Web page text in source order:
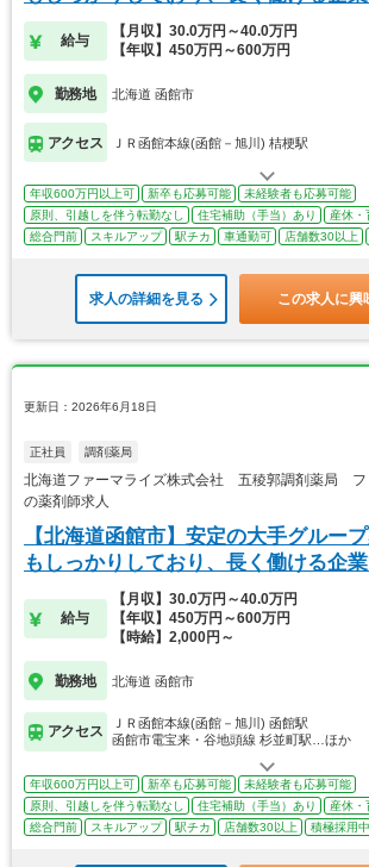
給与
【月収】30.0万円～40.0万円
【年収】450万円～600万円
勤務地 北海道 函館市
アクセス ＪＲ函館本線(函館－旭川) 桔梗駅
年収600万円以上可 新卒も応募可能
未経験者も応募可能
原則、引越しを伴う転勤なし
住宅補助（手当）あり
産休・
総合門前
スキルアップ 駅チカ 車通勤可 店舗数30以上
求人の詳細を見る この求人に興
更新日：2026年6月18日
正社員 調剤薬局
北海道ファーマライズ株式会社 五稜郭調剤薬局 フ
の薬剤師求人
【北海道函館市】安定の大手グルー
もしっかりしており、長く働ける企
給与
【月収】30.0万円～40.0万円
【年収】450万円～600万円
【時給】2,000円～
勤務地 北海道 函館市
アクセス
ＪＲ函館本線(函館－旭川) 函館駅
函館市電宝来・谷地頭線 杉並町駅…ほか
年収600万円以上可 新卒も応募可能
未経験者も応募可能
原則、引越しを伴う転勤なし
住宅補助（手当）あり
産休・
総合門前
スキルアップ 駅チカ 店舗数30以上 積極採用中